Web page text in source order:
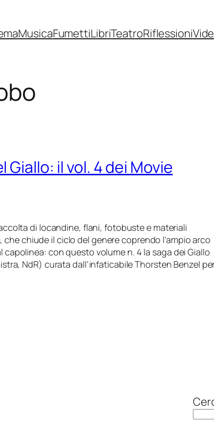
MusicaFumettiLibriTeatroRiflessioni
il vol. 4 dei Movie
di locandine, flani, fotobuste e materiali
che chiude il ciclo del genere coprendo l’ampio arco
capolinea: con questo volume n. 4 la saga dei Giallo
NdR) curata dall’infaticabile Thorsten Benzel